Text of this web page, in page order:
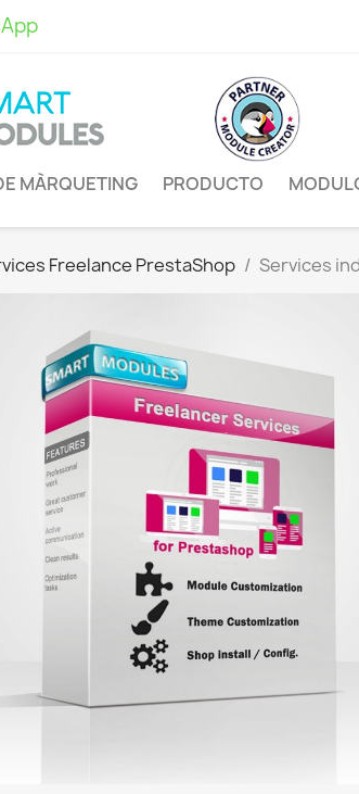
MÀRQUETING PRODUCTO
Freelance PrestaShop Services